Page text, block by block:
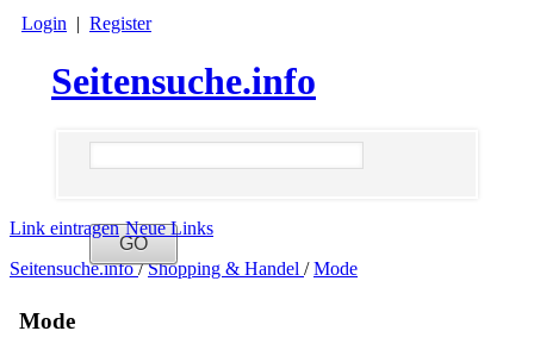
Login | Register
Seitensuche.info
Link eintragen Neue Links
Seitensuche.info/ Shopping & Handel / Mode
Mode